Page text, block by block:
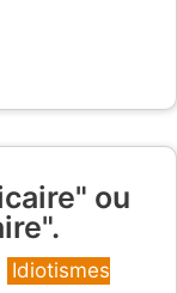
ou
Idiotismes